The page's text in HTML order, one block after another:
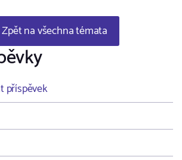
na všechna témata
příspěvek